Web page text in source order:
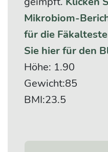
Mikrobiom-
für die
Sie hier für den
Höhe: 1.90
Gewicht:85
BMI:23.5